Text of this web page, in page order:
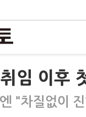
임 이후
"차질없이